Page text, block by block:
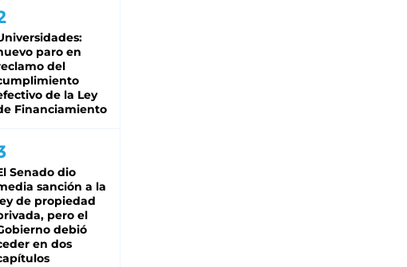
paro en
del
de la Ley
Financiamiento
Senado dio
sanción a la
de propiedad
pero el
debió
en dos